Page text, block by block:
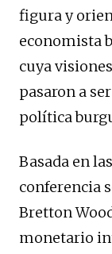
figura y
economista
cuya
pasaron a
política
Basada en
conferencia
Bretton
monetario